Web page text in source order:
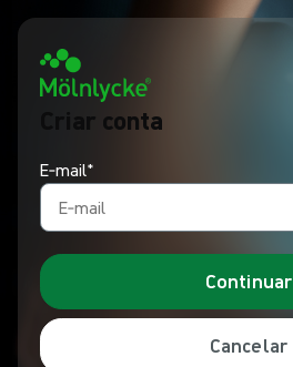
Criar conta
E‑mail*
Continuar
Cancelar